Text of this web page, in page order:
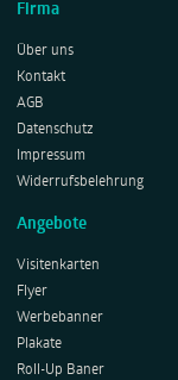
Firma
Über uns
Kontakt
AGB
Datenschutz
Impressum
Widerrufsbelehrung
Angebote
Visitenkarten
Flyer
Werbebanner
Plakate
Roll-Up Baner